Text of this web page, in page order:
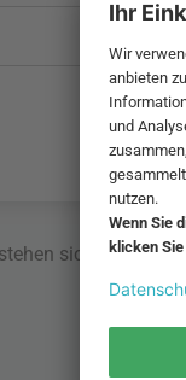
sich inklusive